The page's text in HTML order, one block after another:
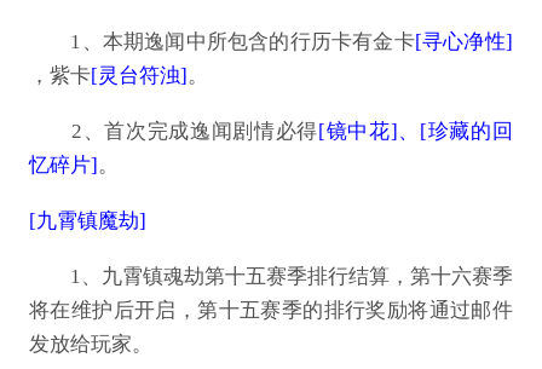
1、本期逸闻中所包含的行历卡有金卡[寻心净性]
，紫卡[灵台符浊] 。
2、首次完成逸闻剧情必得[镜中花]、[珍藏的回
忆碎片]。
[九霄镇魔劫]
1、九霄镇魂劫第十五赛季排行结算，第十六赛季
将在维护后开启，第十五赛季的排行奖励将通过邮件
发放给玩家。